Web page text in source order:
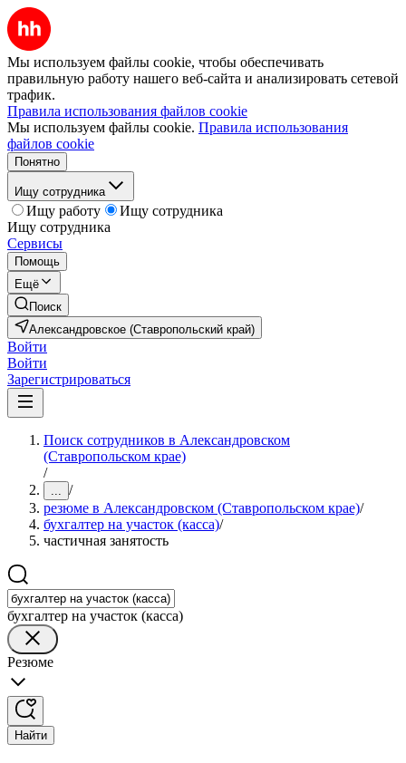
Мы используем файлы cookie, чтобы обеспечивать
правильную работу нашего веб-сайта и анализировать сетевой
трафик.
Правила использования файлов cookie
Мы используем файлы cookie. Правила использования
файлов cookie
Понятно
Ищу сотрудника
Ищу работу
Ищу сотрудника
Ищу сотрудника
Сервисы
Помощь
Ещё
Поиск
Александровское (Ставропольский край)
Войти
Войти
Зарегистрироваться
Поиск сотрудников в Александровском
(Ставропольском крае)
/
... /
резюме в Александровском (Ставропольском крае)/
бухгалтер на участок (касса)/
частичная занятость
бухгалтер на участок (касса)
Резюме
Найти